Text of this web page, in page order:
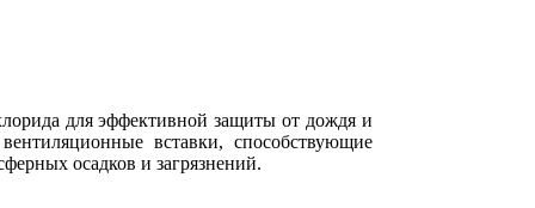
для эффективной защиты от дождя и
вставки, способствующие
осадков и загрязнений.